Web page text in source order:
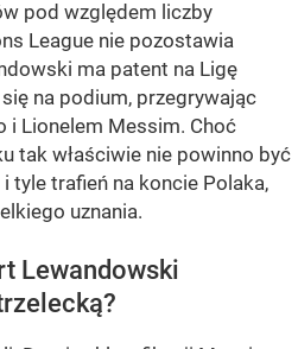
pod względem liczby
League nie pozostawia
ma patent na Ligę
na podium, przegrywając
i Lionelem Messim. Choć
tak właściwie nie powinno być
tyle trafień na koncie Polaka,
uznania.
Lewandowski